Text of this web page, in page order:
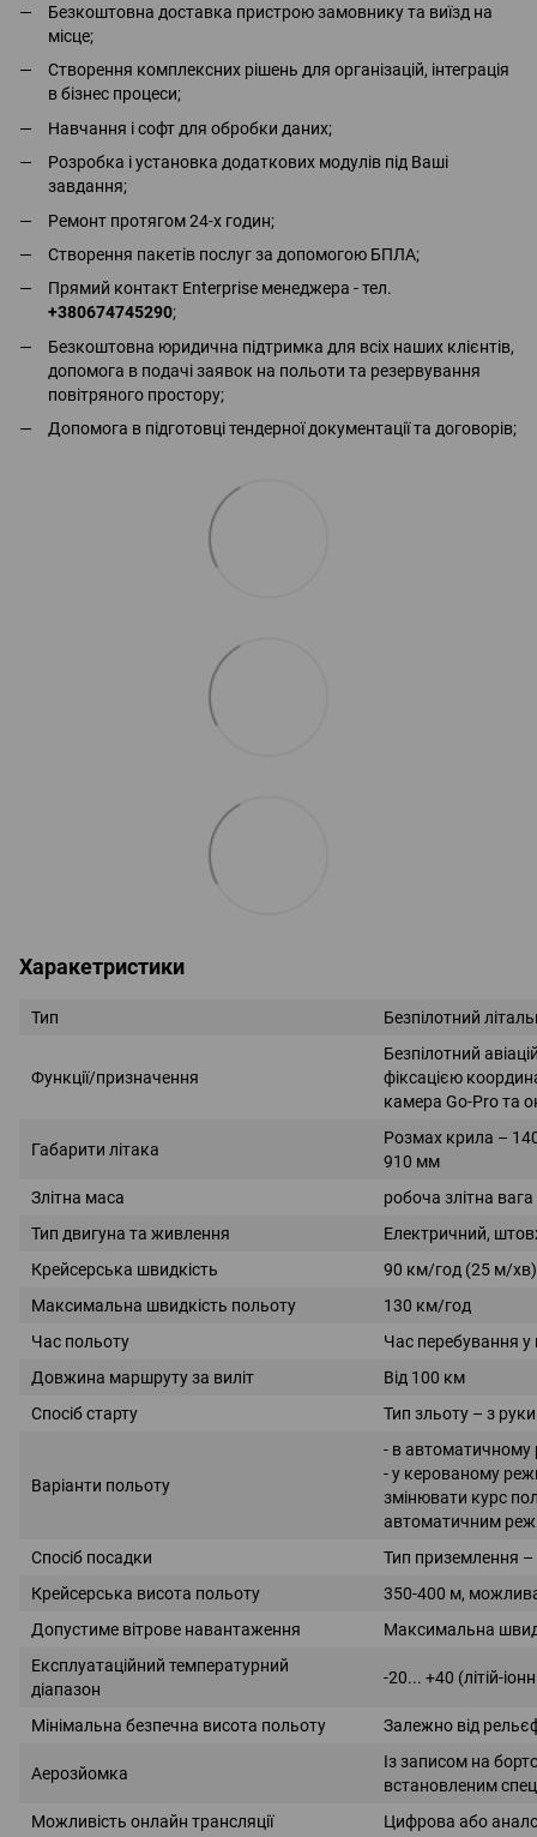
Безкоштовна доставка пристрою замовнику та виїзд на
місце;
Створення комплексних рішень для організацій, інтеграція
в бізнес процеси;
Навчання і софт для обробки даних;
Розробка і установка додаткових модулів під Ваші
завдання;
Ремонт протягом 24-х годин;
Створення пакетів послуг за допомогою БПЛА;
Прямий контакт Enterprise менеджера - тел.
+380674745290;
Безкоштовна юридична підтримка для всіх наших клієнтів,
допомога в подачі заявок на польоти та резервування
повітряного простору;
Допомога в підготовці тендерної документації та договорів;
Харакетристики
Тип Безпілотний
Функції/призначення
Безпілотний
фіксацією
камера Go-Pro та
Габарити літака
Розмах крила –
910 мм
Злітна маса
робоча злітна
Тип двигуна та живлення
Електричний,
Крейсерська швидкість
90 км/год (25 м/хв)
Максимальна швидкість польоту
130 км/год
Час польоту
Час перебування у
Довжина маршруту за виліт
Від 100 км
Спосіб старту
Тип зльоту – з
Варіанти польоту
- в
- у керованому
змінювати курс
автоматичним
Спосіб посадки
Тип приземлення –
Крейсерська висота польоту
350-400 м,
Допустиме вітрове навантаження
Максимальна
Експлуатаційний температурний
діапазон
-20... +40 (літій-
Мінімальна безпечна висота польоту Залежно від
Аерозйомка
Із записом на
встановленим
Можливість онлайн трансляції
Цифрова або